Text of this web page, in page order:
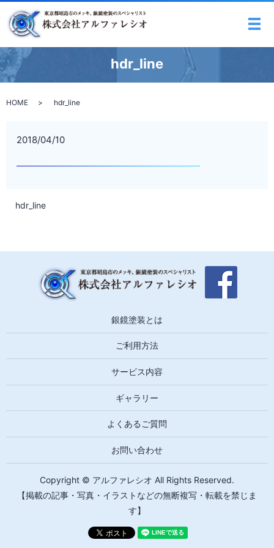
メ
hdr_line
HOME hdr_line
2018/04/10
hdr_line
銀鏡塗装とは
ご利用方法
サービス内容
ギャラリー
よくあるご質問
お問い合わせ
Copyright © アルファレシオ All Rights Reserved.
【掲載の記事・写真・イラストなどの無断複写・転載を禁じま
す】